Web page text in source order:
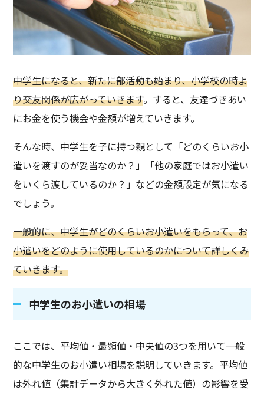
中学生になると、新たに部活動も始まり、小学校の時よ
り交友関係が広がっていきます。すると、友達づきあい
にお金を使う機会や金額が増えていきます。
そんな時、中学生を子に持つ親として「どのくらいお小
遣いを渡すのが妥当なのか？」「他の家庭ではお小遣い
をいくら渡しているのか？」などの金額設定が気になる
でしょう。
一般的に、中学生がどのくらいお小遣いをもらって、お
小遣いをどのように使用しているのかについて詳しくみ
ていきます。
中学生のお小遣いの相場
ここでは、平均値・最頻値・中央値の3つを用いて一般
的な中学生のお小遣い相場を説明していきます。平均値
は外れ値（集計データから大きく外れた値）の影響を受